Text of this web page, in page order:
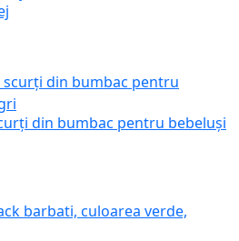
din bumbac pentru bebeluși